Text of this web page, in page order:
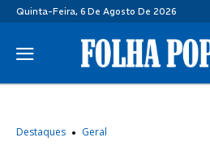
Quinta-Feira, 6 De Agosto De 2026
Destaques Geral